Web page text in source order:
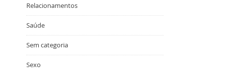
Relacionamentos
Saúde
Sem categoria
Sexo